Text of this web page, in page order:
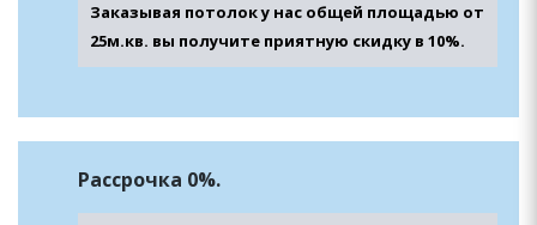
Заказывая потолок у нас общей площадью от
25м.кв. вы получите приятную скидку в 10%.
Рассрочка 0%.